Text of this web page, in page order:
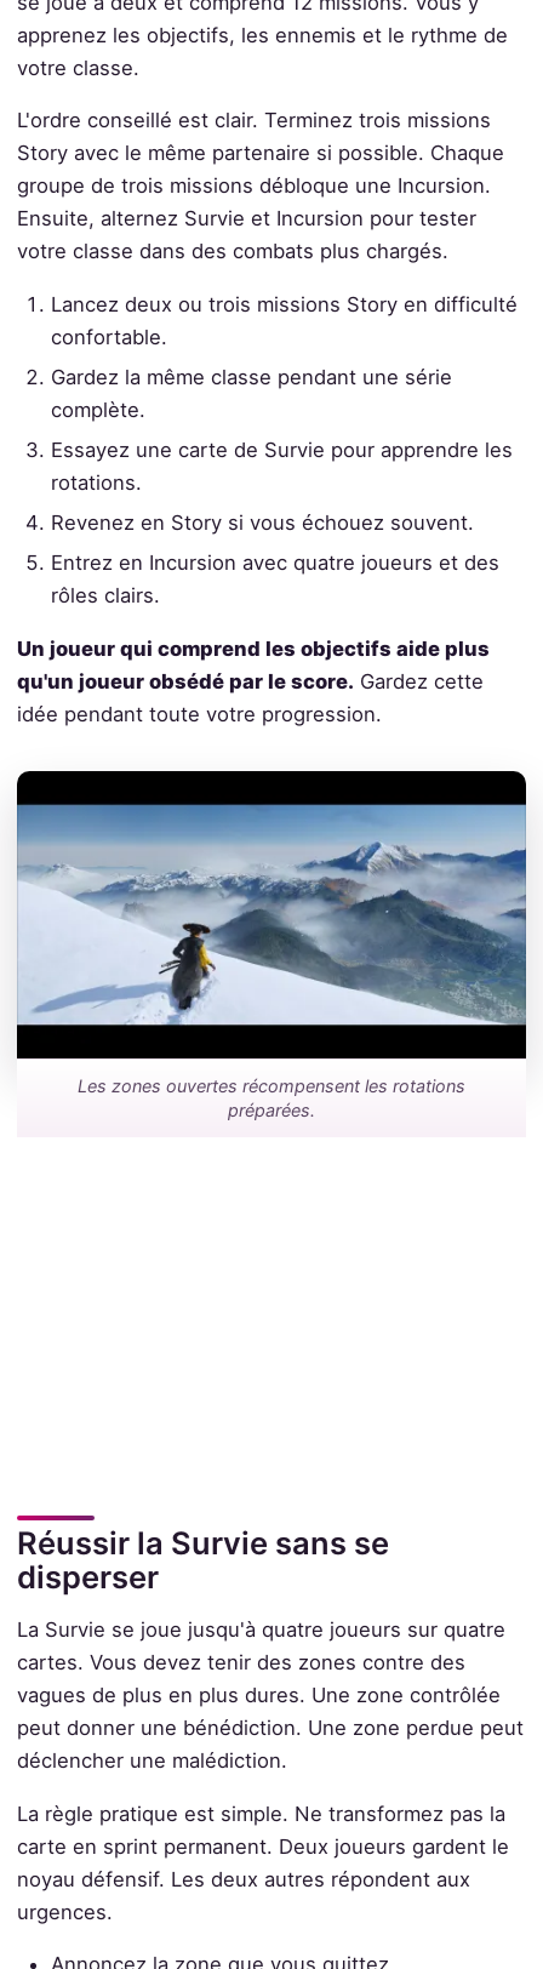
apprenez les objectifs, les ennemis et le rythme de
votre classe.
L'ordre conseillé est clair. Terminez trois missions
Story avec le même partenaire si possible. Chaque
groupe de trois missions débloque une Incursion.
Ensuite, alternez Survie et Incursion pour tester
votre classe dans des combats plus chargés.
Lancez deux ou trois missions Story en difficulté
confortable.
Gardez la même classe pendant une série
complète.
Essayez une carte de Survie pour apprendre les
rotations.
Revenez en Story si vous échouez souvent.
Entrez en Incursion avec quatre joueurs et des
rôles clairs.
Un joueur qui comprend les objectifs aide plus
qu'un joueur obsédé par le score. Gardez cette
idée pendant toute votre progression.
Les zones ouvertes récompensent les rotations
préparées.
Réussir la Survie sans se
disperser
La Survie se joue jusqu'à quatre joueurs sur quatre
cartes. Vous devez tenir des zones contre des
vagues de plus en plus dures. Une zone contrôlée
peut donner une bénédiction. Une zone perdue peut
déclencher une malédiction.
La règle pratique est simple. Ne transformez pas la
carte en sprint permanent. Deux joueurs gardent le
noyau défensif. Les deux autres répondent aux
urgences.